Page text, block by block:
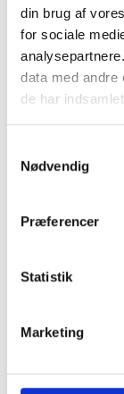
din brug af
for sociale
data med andre
de har
Nødvendig
Præferencer
Statistik
Marketing